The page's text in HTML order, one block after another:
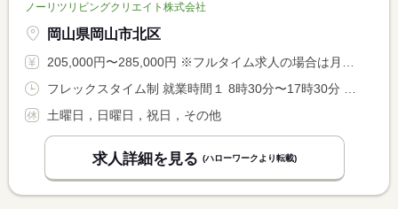
ノーリツリビングクリエイト株式会社
岡山県岡山市北区
205,000円〜285,000円 ※フルタイム求人の場合は月額（換算額）、パート求人の場合は時間額を表示しています。
土曜日，日曜日，祝日，その他
求人詳細を見る (ハローワークより転載)